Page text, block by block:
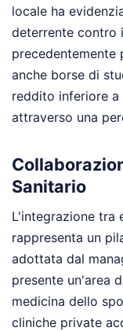
locale ha
deterrente contro
anche borse di
reddito inferiore
attraverso una
Sanitario
L'integrazione tra
rappresenta un
adottata dal
presente un'area
medicina dello
cliniche private